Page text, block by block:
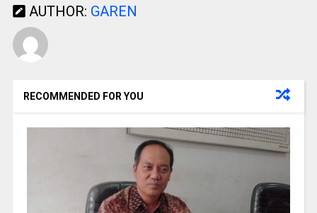
AUTHOR: GAREN
RECOMMENDED FOR YOU